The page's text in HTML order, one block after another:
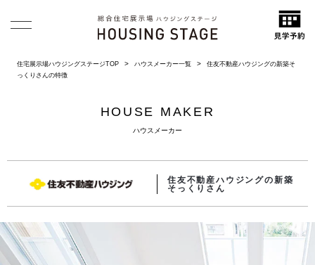
住宅展示場ハウジングステージTOP ハウスメーカー一覧
住友不動産ハウジングの新築そ
っくりさんの特徴
HOUSE MAKER
ハウスメーカー
住友不動産ハウジングの新築
そっくりさん